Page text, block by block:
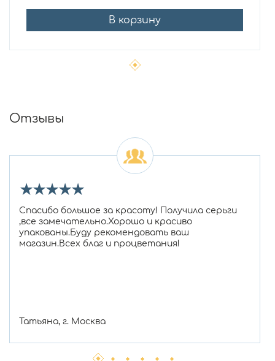
В корзину
Отзывы
★★★★★
Спасибо большое за красоту! Получила серьги
,все замечательно.Хорошо и красиво
упакованы.Буду рекомендовать ваш
магазин.Всех благ и процветания!
Татьяна, г. Москва